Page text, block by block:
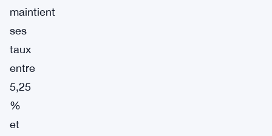
maintient
ses
taux
entre
5,25
%
et